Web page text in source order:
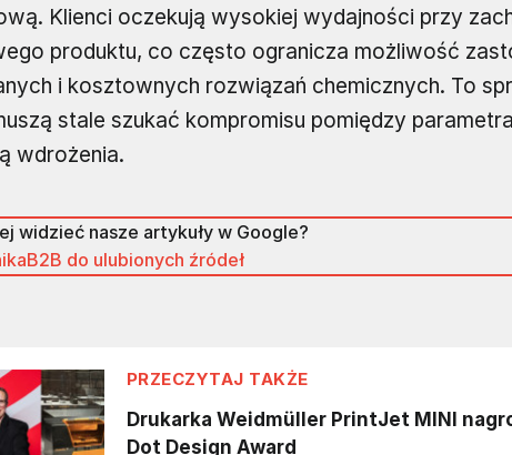
Klienci oczekują wysokiej wydajności przy
produktu, co często ogranicza możliwość
i kosztownych rozwiązań chemicznych. To
stale szukać kompromisu pomiędzy
wdrożenia.
widzieć nasze artykuły w Google?
do ulubionych źródeł